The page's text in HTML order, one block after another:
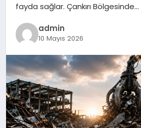
fayda sağlar. Çankırı Bölgesinde…
admin
10 Mayıs 2026